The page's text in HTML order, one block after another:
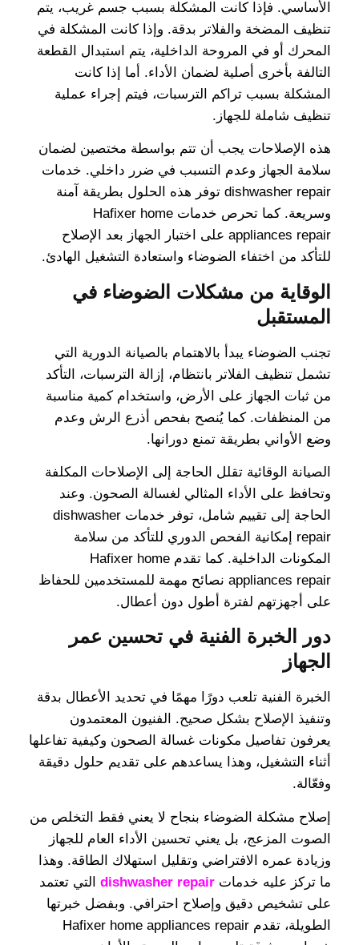
الأساسي. فإذا كانت المشكلة بسبب جسم غريب، يتم
تنظيف المضخة والفلاتر بدقة. وإذا كانت المشكلة في
المحرك أو في المروحة الداخلية، يتم استبدال القطعة
التالفة بأخرى أصلية لضمان الأداء. أما إذا كانت
المشكلة بسبب تراكم الترسبات، فيتم إجراء عملية
تنظيف شاملة للجهاز.
هذه الإصلاحات يجب أن تتم بواسطة مختصين لضمان
سلامة الجهاز وعدم التسبب في ضرر داخلي. خدمات
dishwasher repair توفر هذه الحلول بطريقة آمنة
وسريعة. كما تحرص خدمات Hafixer home
appliances repair على اختبار الجهاز بعد الإصلاح
للتأكد من اختفاء الضوضاء واستعادة التشغيل الهادئ.
الوقاية من مشكلات الضوضاء في
المستقبل
تجنب الضوضاء يبدأ بالاهتمام بالصيانة الدورية التي
تشمل تنظيف الفلاتر بانتظام، إزالة الترسبات، التأكد
من ثبات الجهاز على الأرض، واستخدام كمية مناسبة
من المنظفات. كما يُنصح بفحص أذرع الرش وعدم
وضع الأواني بطريقة تمنع دورانها.
الصيانة الوقائية تقلل الحاجة إلى الإصلاحات المكلفة
وتحافظ على الأداء المثالي لغسالة الصحون. وعند
الحاجة إلى تقييم شامل، توفر خدمات dishwasher
repair إمكانية الفحص الدوري للتأكد من سلامة
المكونات الداخلية. كما تقدم Hafixer home
appliances repair نصائح مهمة للمستخدمين للحفاظ
على أجهزتهم لفترة أطول دون أعطال.
دور الخبرة الفنية في تحسين عمر
الجهاز
الخبرة الفنية تلعب دورًا مهمًا في تحديد الأعطال بدقة
وتنفيذ الإصلاح بشكل صحيح. الفنيون المعتمدون
يعرفون تفاصيل مكونات غسالة الصحون وكيفية تفاعلها
أثناء التشغيل، وهذا يساعدهم على تقديم حلول دقيقة
وفعّالة.
إصلاح مشكلة الضوضاء بنجاح لا يعني فقط التخلص من
الصوت المزعج، بل يعني تحسين الأداء العام للجهاز
وزيادة عمره الافتراضي وتقليل استهلاك الطاقة. وهذا
ما تركز عليه خدمات dishwasher repair التي تعتمد
على تشخيص دقيق وإصلاح احترافي. وبفضل خبرتها
الطويلة، تقدم Hafixer home appliances repair